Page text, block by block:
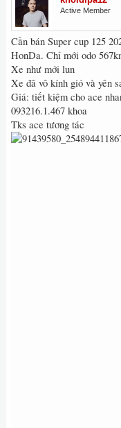
Active Member
Cần bán Super cup 125
HonDa. Chỉ mới odo
Xe như mới lun
Xe đã vô kính gió và yên
Giá: tiết kiệm cho ace
093216.1.467 khoa
Tks ace tương tác